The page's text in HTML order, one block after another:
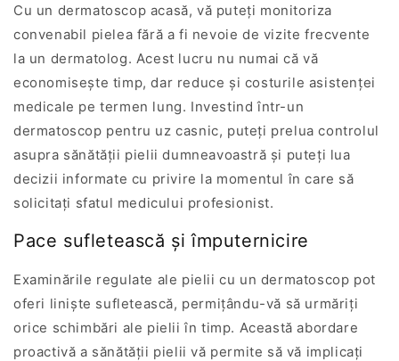
Cu un dermatoscop acasă, vă puteți monitoriza
convenabil pielea fără a fi nevoie de vizite frecvente
la un dermatolog. Acest lucru nu numai că vă
economisește timp, dar reduce și costurile asistenței
medicale pe termen lung. Investind într-un
dermatoscop pentru uz casnic, puteți prelua controlul
asupra sănătății pielii dumneavoastră și puteți lua
decizii informate cu privire la momentul în care să
solicitați sfatul medicului profesionist.
Pace sufletească și împuternicire
Examinările regulate ale pielii cu un dermatoscop pot
oferi liniște sufletească, permițându-vă să urmăriți
orice schimbări ale pielii în timp. Această abordare
proactivă a sănătății pielii vă permite să vă implicați